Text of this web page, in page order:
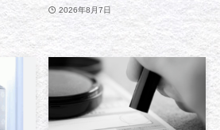
2026年8月7日